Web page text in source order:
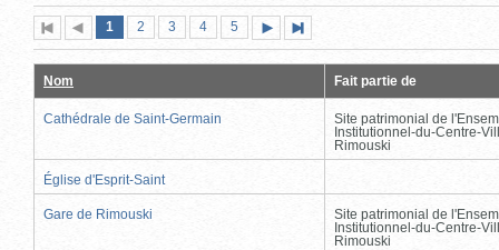
Première
page
Page
précédente
Page
1 (page
actuelle)
Page
2 Page
3 Page
4 Page
5
suivante
page
Nom Fait partie de
Cathédrale de Saint-Germain
Site patrimonial de
Institutionnel-du-Centre-
Rimouski
Église d'Esprit-Saint
Gare de Rimouski
Site patrimonial de
Institutionnel-du-Centre-
Rimouski